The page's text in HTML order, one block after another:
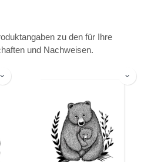
zu den für Ihre
und Nachweisen.